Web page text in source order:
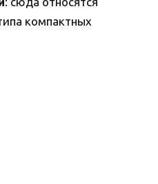
компактных